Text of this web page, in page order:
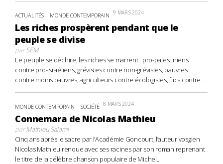
ACTUALITÉS MONDE CONTEMPORAIN 9 MARS 2024
Les riches prospèrent pendant que le
peuple se divise
parSEM
Le peuple se déchire, les riches se marrent : pro-palestiniens
contre pro-israéliens, grévistes contre non-grévistes, pauvres
contre moins pauvres, agriculteurs contre écologistes, flics contre...
MONDE CONTEMPORAIN SOCIÉTÉ 8 MARS 2024
Connemara de Nicolas Mathieu
parMathieu Salami
Cinq ans après le sacre par l’Académie Goncourt, l’auteur vosgien
Nicolas Mathieu renoue avec ses racines par son roman reprenant
le titre de la célèbre chanson populaire de Michel...